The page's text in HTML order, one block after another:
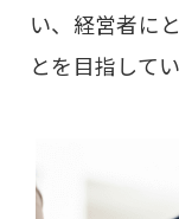
い、経営者に
とを目指してい